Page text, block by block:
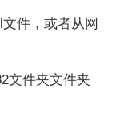
件，或者从网
文件夹文件夹